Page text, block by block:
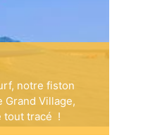
notre fiston
Grand Village,
tout tracé !